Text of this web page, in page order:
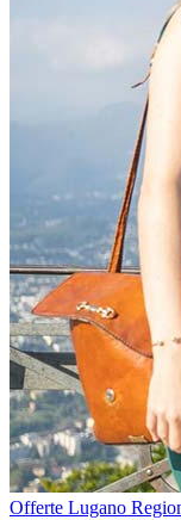
Offerte Lugano